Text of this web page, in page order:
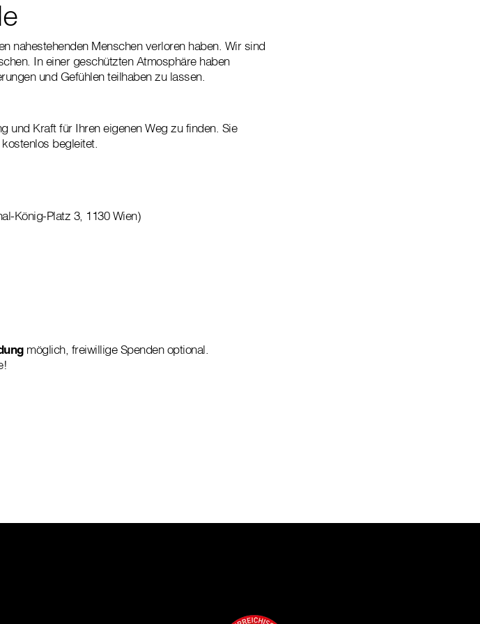
nahestehenden Menschen verloren haben. Wir sind
In einer geschützten Atmosphäre haben
und Gefühlen teilhaben zu lassen.
und Kraft für Ihren eigenen Weg zu finden. Sie
begleitet.
König-Platz 3, 1130 Wien)
möglich, freiwillige Spenden optional.